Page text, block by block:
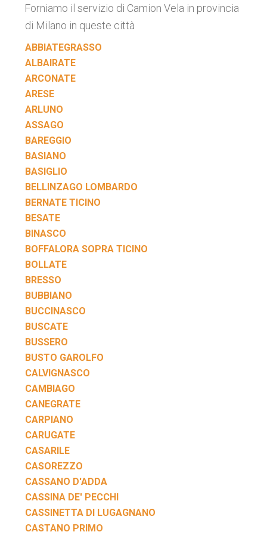
Forniamo il servizio di Camion Vela in provincia
di Milano in queste città
ABBIATEGRASSO
ALBAIRATE
ARCONATE
ARESE
ARLUNO
ASSAGO
BAREGGIO
BASIANO
BASIGLIO
BELLINZAGO LOMBARDO
BERNATE TICINO
BESATE
BINASCO
BOFFALORA SOPRA TICINO
BOLLATE
BRESSO
BUBBIANO
BUCCINASCO
BUSCATE
BUSSERO
BUSTO GAROLFO
CALVIGNASCO
CAMBIAGO
CANEGRATE
CARPIANO
CARUGATE
CASARILE
CASOREZZO
CASSANO D'ADDA
CASSINA DE' PECCHI
CASSINETTA DI LUGAGNANO
CASTANO PRIMO